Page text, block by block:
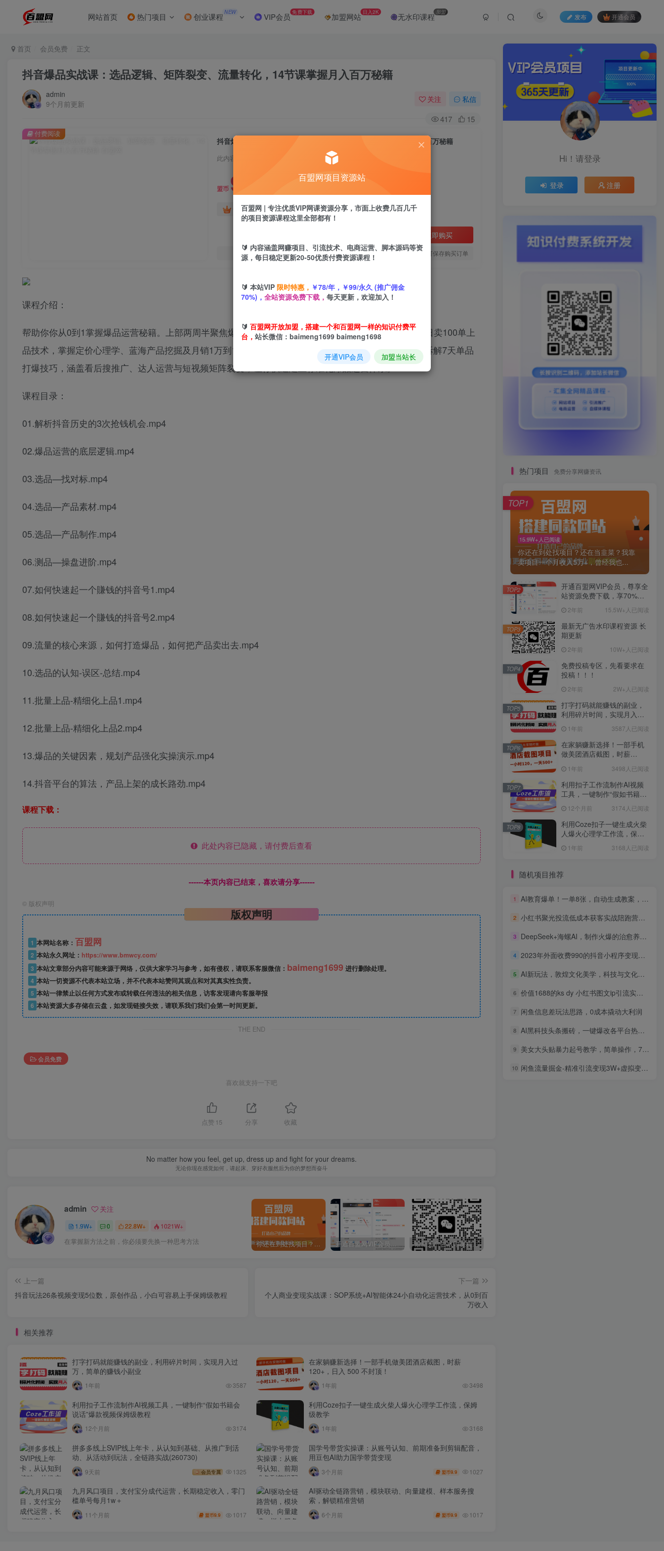
网站首页 热门项目 创业课程 NEW VIP会员 免费下载 加盟网站 日入2K 无水印课程 加盟
发布 开通会员
首页 会员免费 正文
抖音爆品实战课：选品逻辑、矩阵裂变、流量转化，14节课掌握月入百万秘籍
admin
9个月前更新
关注 私信
417 15
抖音爆品实战课：选品逻辑、矩阵裂变、流量转化，14节课掌握月入百万秘籍
此内容为付费阅读，请付费后查看
盟币 9.9
黄金会员免费 超级会员免费
立即购买
您当前未登录！建议登陆后购买，可保存购买订单
付费阅读
课程介绍：
帮助你你从0到1掌握爆品运营秘籍。上部两周半聚焦爆品矩阵开店，通过3天魔鬼集训+实操，快速学会日卖100单上
品技术，掌握定价心理学、蓝海产品挖掘及月销1万到100万滚雪球模型；下部两周半专攻短视频带货，拆解7天单品
打爆技巧，涵盖看后搜推广、达人运营与短视频矩阵裂变，让你快速建立标准化爆品运营体系。
课程目录：
01.解析抖音历史的3次抢钱机会.mp4
02.爆品运营的底层逻辑.mp4
03.选品—找对标.mp4
04.选品—产品素材.mp4
05.选品—产品制作.mp4
06.测品—操盘进阶.mp4
07.如何快速起一个賺钱的抖音号1.mp4
08.如何快速起一个賺钱的抖音号2.mp4
09.流量的核心来源，如何打造爆品，如何把产品卖出去.mp4
10.选品的认知-误区-总结.mp4
11.批量上品-精细化上品1.mp4
12.批量上品-精细化上品2.mp4
13.爆品的关键因素，规划产品强化实操演示.mp4
14.抖音平台的算法，产品上架的成长路劲.mp4
课程下载：
此处内容已隐藏，请付费后查看
------本页内容已结束，喜欢请分享------
© 版权声明
版权声明
1 本网站名称： 百盟网
2 本站永久网址： https://www.bmwcy.com/
3 本站文章部分内容可能来源于网络，仅供大家学习与参考，如有侵权，请联系客服微信： baimeng1699 进行删除处理。
4 本站一切资源不代表本站立场，并不代表本站赞同其观点和对其真实性负责。
5 本站一律禁止以任何方式发布或转载任何违法的相关信息，访客发现请向客服举报
6 本站资源大多存储在云盘，如发现链接失效，请联系我们我们会第一时间更新。
THE END
会员免费
喜欢就支持一下吧
点赞 15 分享 收藏
No matter how you feel, get up, dress up and fight for your dreams.
无论你现在感觉如何，请起床、穿好衣服然后为你的梦想而奋斗
admin 关注
1.9W+ 0 22.8W+ 1021W+
在掌握新方法之前，你必须要先换一种思考方法 你还在到处找项目？还在当韭菜？我靠卖项目一个月收入5万+，曾经我也是个失败者。 最新无广告水印课程资源 长期更新
上一篇
抖音玩法26条视频变现5位数，原创作品，小白可容易上手保姆级教程
下一篇
个人商业变现实战课：SOP系统+AI智能体24小自动化运营技术，从0到百
万收入
相关推荐
打字打码就能赚钱的副业，利用碎片时间，实现月入过
万，简单的赚钱小副业
1年前 3587
在家躺赚新选择！一部手机做美团酒店截图，时薪
120+，日入 500 不封顶！
1年前 3498
利用扣子工作流制作AI视频工具，一键制作“假如书籍会
说话”爆款视频保姆级教程
12个月前 3174
利用Coze扣子一键生成火柴人爆火心理学工作流，保姆
级教学
1年前 3168
拼多多线上SVIP线上年卡，从认知到基础、从推广到活
动、从活动到玩法，全链路实战(260730)
9天前 会员专属 1325
国学号带货实操课：从账号认知、前期准备到剪辑配音，
用豆包AI助力国学带货变现
3个月前 盟币9.9 1027
九月风口项目，支付宝分成代运营，长期稳定收入，零门
槛单号每月1w＋
11个月前 盟币9.9 1017
AI驱动全链路营销，模块联动、向量建模、样本服务搜
索，解锁精准营销
6个月前 盟币9.9 1017
Hi！请登录
登录 注册
热门项目 免费分享网赚资讯
15.9W+人已阅读
你还在到处找项目？还在当韭菜？我靠
卖项目一个月收入5万+，曾经我也...
TOP1
开通百盟网VIP会员，尊享全
站资源免费下载，享70%的
惠】2年前 15.5W+人已阅读
TOP2
最新无广告水印课程资源 长
期更新
2年前 10W+人已阅读
TOP3
免费投稿专区，先看要求在
投稿！！！
2年前 2W+人已阅读
TOP4
打字打码就能赚钱的副业，
利用碎片时间，实现月入过
1年前 3587人已阅读
TOP5
在家躺赚新选择！一部手机
做美团酒店截图，时薪
1年前 3498人已阅读
TOP6
利用扣子工作流制作AI视频
工具，一键制作“假如书籍会
12个月前 3174人已阅读
TOP7
利用Coze扣子一键生成火柴
人爆火心理学工作流，保姆
1年前 3168人已阅读
TOP8
随机项目推荐
1 AI教育爆单！一单8张，自动生成教案，全程派单，小白照赚
2 小红书聚光投流低成本获客实战陪跑营，普通人快速上手小红书聚光投放
3 DeepSeek+海螺AI，制作火爆的治愈养生音乐视频，轻松破万点赞，简单两步就搞定
4 2023年外面收费990的抖音小程序变现新玩法
5 AI新玩法，敦煌文化美学，科技与文化的碰撞，起号快变现强
6 价值1688的ks dy 小红书图文ip引流实操课，日引50-100！各大平台已经实战
7 闲鱼信息差玩法思路，0成本撬动大利润
8 AI黑科技头条搬砖，一键爆改各平台热门图文，原创度直接拉满，矩阵搞月入2W+【揭秘】
9 美女大头贴暴力起号教学，简单操作，7天万粉，收徒带货变现香
10 闲鱼流量掘金-精准引流变现3W+虚拟变现新玩法，配合全网项目库
百盟网项目资源站
百盟网 | 专注优质VIP网课资源分享，市面上收费几百几千
的项目资源课程这里全部都有！
🔰 内容涵盖网赚项目、引流技术、电商运营、脚本源码等资
源，每日稳定更新20-50优质付费资源课程！
🔰 本站VIP 限时特惠， ￥78/年，￥99/永久 (推广佣金
70%)， 全站资源免费下载， 每天更新，欢迎加入！
🔰 百盟网开放加盟，搭建一个和百盟网一样的知识付费平
台， 站长微信：baimeng1699 baimeng1698
开通VIP会员 加盟当站长